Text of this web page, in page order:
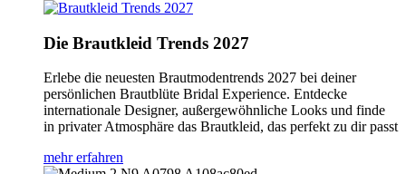
Die Brautkleid Trends 2027
Erlebe die neuesten Brautmodentrends 2027 bei deiner
persönlichen Brautblüte Bridal Experience. Entdecke
internationale Designer, außergewöhnliche Looks und finde
in privater Atmosphäre das Brautkleid, das perfekt zu dir passt
mehr erfahren